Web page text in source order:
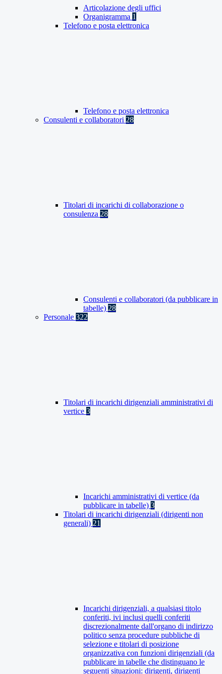
Articolazione degli uffici
Organigramma 1
Telefono e posta elettronica
Telefono e posta elettronica
Consulenti e collaboratori 28
Titolari di incarichi di collaborazione o
consulenza 28
Consulenti e collaboratori (da pubblicare in
tabelle) 28
Personale 322
Titolari di incarichi dirigenziali amministrativi di
vertice 3
Incarichi amministrativi di vertice (da
pubblicare in tabelle) 3
Titolari di incarichi dirigenziali (dirigenti non
generali) 21
Incarichi dirigenziali, a qualsiasi titolo
conferiti, ivi inclusi quelli conferiti
discrezionalmente dall'organo di indirizzo
politico senza procedure pubbliche di
selezione e titolari di posizione
organizzativa con funzioni dirigenziali (da
pubblicare in tabelle che distinguano le
seguenti situazioni: dirigenti, dirigenti